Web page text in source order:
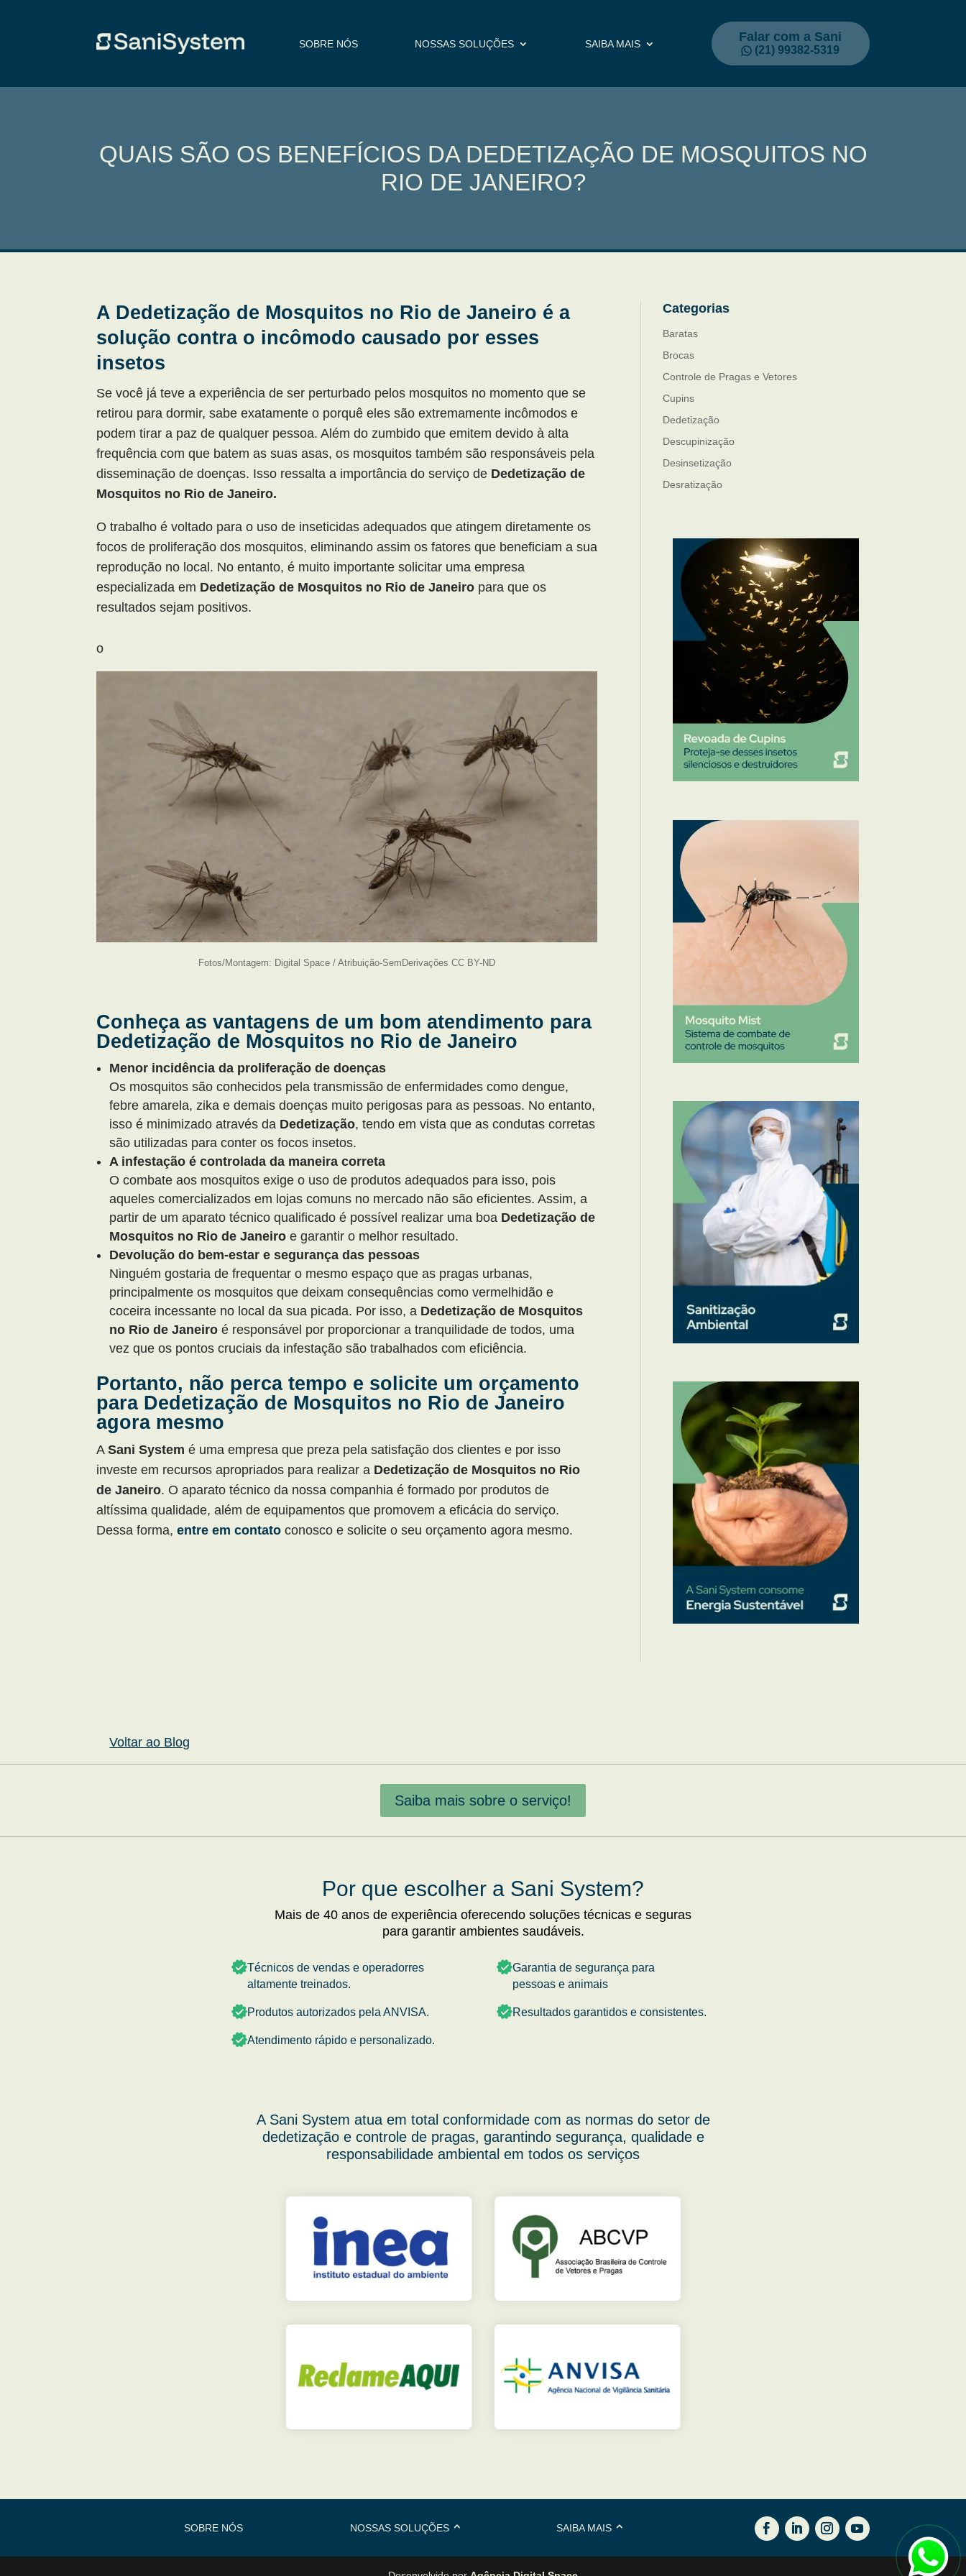
SOBRE NÓS NOSSAS SOLUÇÕES SAIBA MAIS Falar com a Sani
(21) 99382-5319
QUAIS SÃO OS BENEFÍCIOS DA DEDETIZAÇÃO DE MOSQUITOS NO
RIO DE JANEIRO?
A Dedetização de Mosquitos no Rio de Janeiro é a
solução contra o incômodo causado por esses
insetos
Se você já teve a experiência de ser perturbado pelos mosquitos no momento que se
retirou para dormir, sabe exatamente o porquê eles são extremamente incômodos e
podem tirar a paz de qualquer pessoa. Além do zumbido que emitem devido à alta
frequência com que batem as suas asas, os mosquitos também são responsáveis pela
disseminação de doenças. Isso ressalta a importância do serviço de Dedetização de
Mosquitos no Rio de Janeiro.
O trabalho é voltado para o uso de inseticidas adequados que atingem diretamente os
focos de proliferação dos mosquitos, eliminando assim os fatores que beneficiam a sua
reprodução no local. No entanto, é muito importante solicitar uma empresa
especializada em Dedetização de Mosquitos no Rio de Janeiro para que os
resultados sejam positivos.
o
Fotos/Montagem: Digital Space / Atribuição-SemDerivações CC BY-ND
Conheça as vantagens de um bom atendimento para
Dedetização de Mosquitos no Rio de Janeiro
Menor incidência da proliferação de doenças
Os mosquitos são conhecidos pela transmissão de enfermidades como dengue,
febre amarela, zika e demais doenças muito perigosas para as pessoas. No entanto,
isso é minimizado através da Dedetização, tendo em vista que as condutas corretas
são utilizadas para conter os focos insetos.
A infestação é controlada da maneira correta
O combate aos mosquitos exige o uso de produtos adequados para isso, pois
aqueles comercializados em lojas comuns no mercado não são eficientes. Assim, a
partir de um aparato técnico qualificado é possível realizar uma boa Dedetização de
Mosquitos no Rio de Janeiro e garantir o melhor resultado.
Devolução do bem-estar e segurança das pessoas
Ninguém gostaria de frequentar o mesmo espaço que as pragas urbanas,
principalmente os mosquitos que deixam consequências como vermelhidão e
coceira incessante no local da sua picada. Por isso, a Dedetização de Mosquitos
no Rio de Janeiro é responsável por proporcionar a tranquilidade de todos, uma
vez que os pontos cruciais da infestação são trabalhados com eficiência.
Portanto, não perca tempo e solicite um orçamento
para Dedetização de Mosquitos no Rio de Janeiro
agora mesmo
ASani System é uma empresa que preza pela satisfação dos clientes e por isso
investe em recursos apropriados para realizar a Dedetização de Mosquitos no Rio
de Janeiro. O aparato técnico da nossa companhia é formado por produtos de
altíssima qualidade, além de equipamentos que promovem a eficácia do serviço.
Dessa forma, entre em contato conosco e solicite o seu orçamento agora mesmo.
Categorias
Baratas
Brocas
Controle de Pragas e Vetores
Cupins
Dedetização
Descupinização
Desinsetização
Desratização
Mosquitos
Percevejo de Cama
Pulgas e Carrapatos
Ratos
Sanitização
Voltar ao Blog
Saiba mais sobre o serviço!
Por que escolher a Sani System?
Mais de 40 anos de experiência oferecendo soluções técnicas e seguras
para garantir ambientes saudáveis.
Técnicos de vendas e operadorres
altamente treinados.
Produtos autorizados pela ANVISA.
Atendimento rápido e personalizado.
Garantia de segurança para
pessoas e animais
Resultados garantidos e consistentes.
A Sani System atua em total conformidade com as normas do setor de
dedetização e controle de pragas, garantindo segurança, qualidade e
responsabilidade ambiental em todos os serviços
SOBRE NÓS NOSSAS SOLUÇÕES SAIBA MAIS